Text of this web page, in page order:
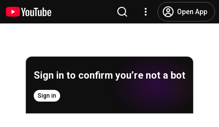
Open App
Sign in to confirm you’re not a bot
Sign in